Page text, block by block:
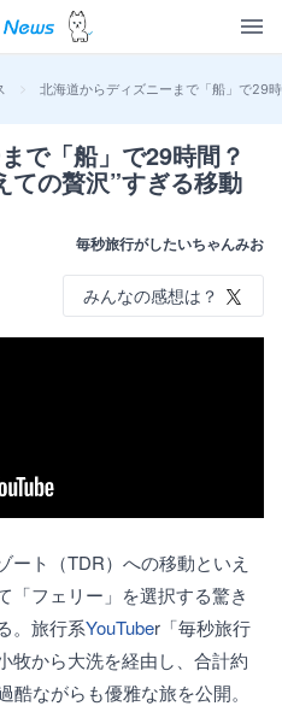
> 北海道からディズニーまで「船」で29
で「船」で29時間？
ての贅沢”すぎる移動
毎秒旅行がしたいちゃんみお
みんなの感想は？
ート（TDR）への移動といえ
「フェリー」を選択する驚き
。旅行系YouTuber「毎秒旅行
牧から大洗を経由し、合計約
ながらも優雅な旅を公開。